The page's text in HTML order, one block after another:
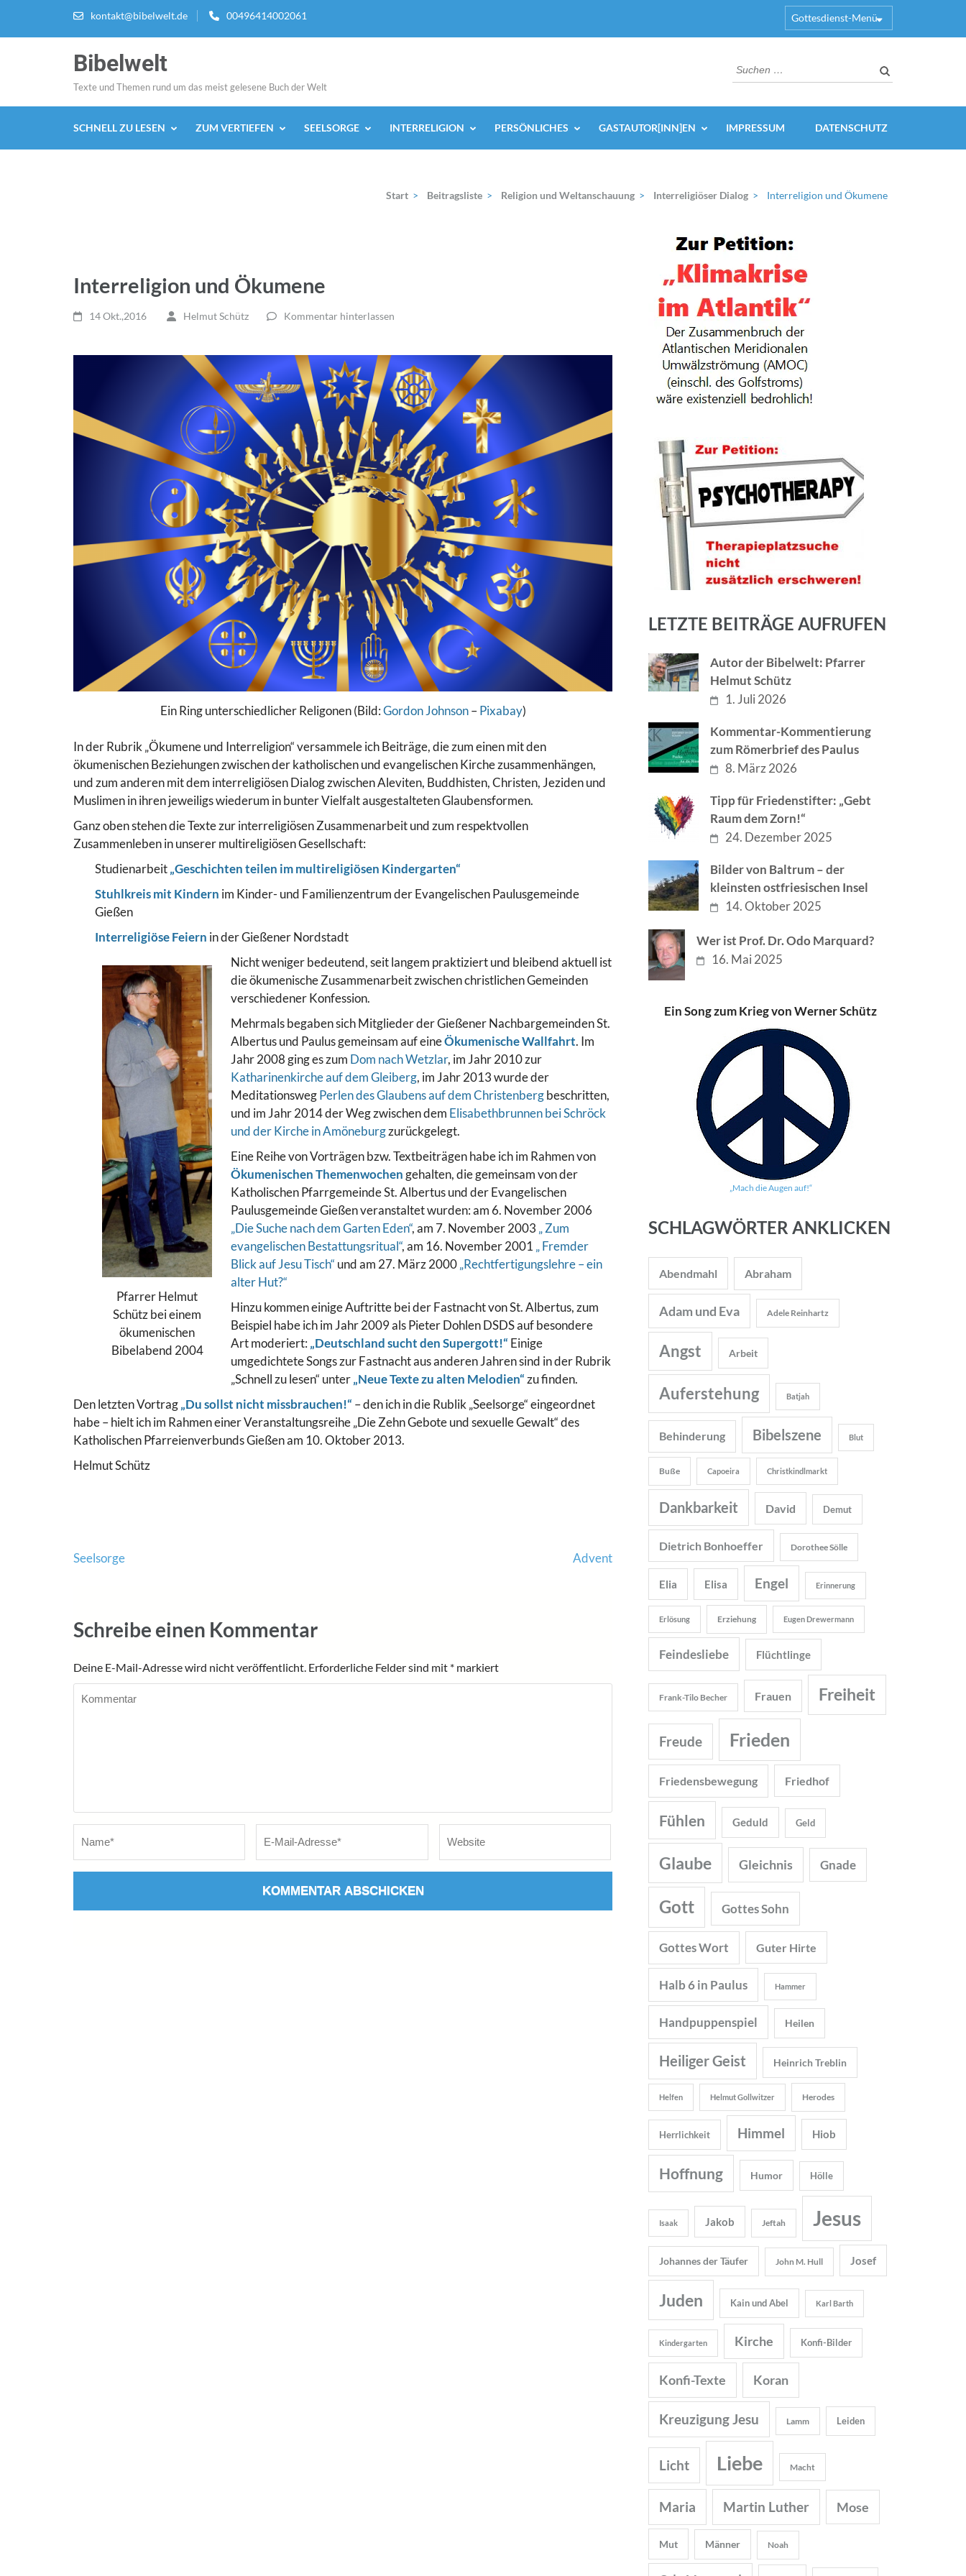
kontakt@bibelwelt.de 00496414002061 Gottesdienst-Menü
Bibelwelt
Texte und Themen rund um das meist gelesene Buch der Welt
Suchen
nach:
SCHNELL ZU LESEN ZUM VERTIEFEN SEELSORGE INTERRELIGION PERSÖNLICHES GASTAUTOR[INN]EN IMPRESSUM DATENSCHUTZ
Start > Beitragsliste > Religion und Weltanschauung > Interreligiöser Dialog > Interreligion und Ökumene
Interreligion und Ökumene
14 Okt.,2016 Helmut Schütz Kommentar hinterlassen
Ein Ring unterschiedlicher Religonen (Bild:Gordon Johnson–Pixabay)
In der Rubrik „Ökumene und Interreligion“ versammele ich Beiträge, die zum einen mit den
ökumenischen Beziehungen zwischen der katholischen und evangelischen Kirche zusammenhängen,
und zum anderen mit dem interreligiösen Dialog zwischen Aleviten, Buddhisten, Christen, Jeziden und
Muslimen in ihren jeweiligs wiederum in bunter Vielfalt ausgestalteten Glaubensformen.
Ganz oben stehen die Texte zur interreligiösen Zusammenarbeit und zum respektvollen
Zusammenleben in unserer multireligiösen Gesellschaft:
Studienarbeit„Geschichten teilen im multireligiösen Kindergarten“
Stuhlkreis mit Kindern im Kinder- und Familienzentrum der Evangelischen Paulusgemeinde
Gießen
Interreligiöse Feiern in der Gießener Nordstadt
Pfarrer Helmut
Schütz bei einem
ökumenischen
Bibelabend 2004
Nicht weniger bedeutend, seit langem praktiziert und bleibend aktuell ist
die ökumenische Zusammenarbeit zwischen christlichen Gemeinden
verschiedener Konfession.
Mehrmals begaben sich Mitglieder der Gießener Nachbargemeinden St.
Albertus und Paulus gemeinsam auf eineÖkumenische Wallfahrt. Im
Jahr 2008 ging es zum Dom nach Wetzlar, im Jahr 2010 zur
Katharinenkirche auf dem Gleiberg, im Jahr 2013 wurde der
MeditationswegPerlen des Glaubens auf dem Christenbergbeschritten,
und im Jahr 2014 der Weg zwischen dem Elisabethbrunnen bei Schröck
und der Kirche in Amöneburgzurückgelegt.
Eine Reihe von Vorträgen bzw. Textbeiträgen habe ich im Rahmen von
Ökumenischen Themenwochengehalten, die gemeinsam von der
Katholischen Pfarrgemeinde St. Albertus und der Evangelischen
Paulusgemeinde Gießen veranstaltet wurden: am 6. November 2006
„Die Suche nach dem Garten Eden“, am 7. November 2003 „ Zum
evangelischen Bestattungsritual“, am 16. November 2001 „ Fremder
Blick auf Jesu Tisch“ und am 27. März 2000„Rechtfertigungslehre – ein
alter Hut?“
Hinzu kommen einige Auftritte bei der Fastnacht von St. Albertus, zum
Beispiel habe ich im Jahr 2009 als Pieter Dohlen DSDS auf besondere
Art moderiert: „Deutschland sucht den Supergott!“ Einige
umgedichtete Songs zur Fastnacht aus anderen Jahren sind in der Rubrik
„Schnell zu lesen“ unter„Neue Texte zu alten Melodien“zu finden.
Den letzten Vortrag„Du sollst nicht missbrauchen!“ – den ich in die Rublik „Seelsorge“ eingeordnet
habe – hielt ich im Rahmen einer Veranstaltungsreihe „Die Zehn Gebote und sexuelle Gewalt“ des
Katholischen Pfarreienverbunds Gießen am 10. Oktober 2013.
Helmut Schütz
Beitragsnavigation
Seelsorge Advent
Schreibe einen Kommentar
Deine E-Mail-Adresse wird nicht veröffentlicht. Erforderliche Felder sind mit * markiert
Mail*
LETZTE BEITRÄGE AUFRUFEN
Autor der Bibelwelt: Pfarrer
Helmut Schütz
1. Juli 2026
Kommentar-Kommentierung
zum Römerbrief des Paulus
8. März 2026
Tipp für Friedenstifter: „Gebt
Raum dem Zorn!“
24. Dezember 2025
Bilder von Baltrum – der
kleinsten ostfriesischen Insel
14. Oktober 2025
Wer ist Prof. Dr. Odo Marquard?
16. Mai 2025
Ein Song zum Krieg von Werner Schütz
„Mach die Augen auf!“
SCHLAGWÖRTER ANKLICKEN
Abendmahl Abraham
Adam und Eva Adele Reinhartz
Angst Arbeit
Auferstehung Batjah
Behinderung Bibelszene Blut
Buße Capoeira Christkindlmarkt
Dankbarkeit David Demut
Dietrich Bonhoeffer Dorothee Sölle
Elia Elisa Engel Erinnerung
Erlösung Erziehung Eugen Drewermann
Feindesliebe Flüchtlinge
Frank-Tilo Becher Frauen Freiheit
Freude Frieden
Friedensbewegung Friedhof
Fühlen Geduld Geld
Glaube Gleichnis Gnade
Gott Gottes Sohn
Gottes Wort Guter Hirte
Halb 6 in Paulus Hammer
Handpuppenspiel Heilen
Heiliger Geist Heinrich Treblin
Helfen Helmut Gollwitzer Herodes
Herrlichkeit Himmel Hiob
Hoffnung Humor Hölle
Isaak Jakob Jeftah Jesus
Johannes der Täufer John M. Hull Josef
Juden Kain und Abel Karl Barth
Kindergarten Kirche Konfi-Bilder
Konfi-Texte Koran
Kreuzigung Jesu Lamm Leiden
Licht Liebe Macht
Maria Martin Luther Mose
Mut Männer Noah